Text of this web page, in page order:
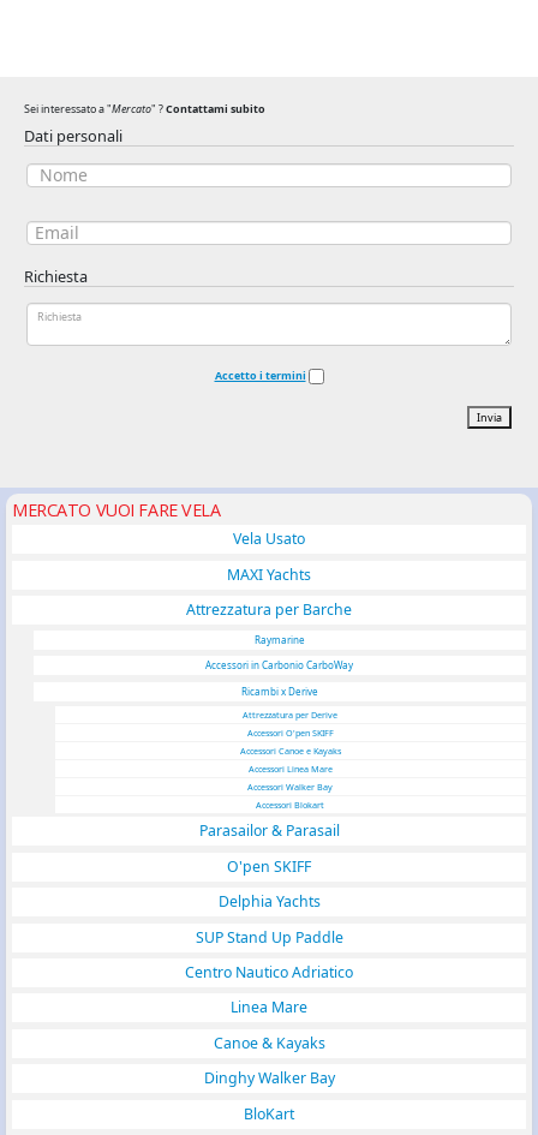
Sei interessato a "Mercato" ?Contattami subito
Dati personali
Richiesta
Accetto i termini
Invia
MERCATO VUOI FARE VELA
Vela Usato
MAXI Yachts
Attrezzatura per Barche
Raymarine
Accessori in Carbonio CarboWay
Ricambi x Derive
Attrezzatura per Derive
Accessori O'pen SKIFF
Accessori Canoe e Kayaks
Accessori Linea Mare
Accessori Walker Bay
Accessori Blokart
Parasailor & Parasail
O'pen SKIFF
Delphia Yachts
SUP Stand Up Paddle
Centro Nautico Adriatico
Linea Mare
Canoe & Kayaks
Dinghy Walker Bay
BloKart